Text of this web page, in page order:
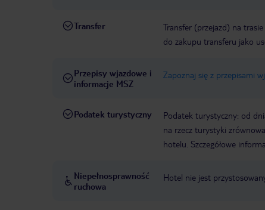
Transfer
Transfer (przejazd) na
do zakupu transferu jako
Przepisy wjazdowe i
informacje MSZ
Zapoznaj się z przepisami
Podatek turystyczny
Podatek turystyczny: od
na rzecz turystyki
hotelu. Szczegółowe
Niepełnosprawność
ruchowa
Hotel nie jest